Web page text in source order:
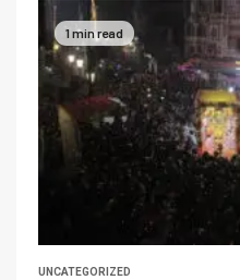
1 min read
UNCATEGORIZED